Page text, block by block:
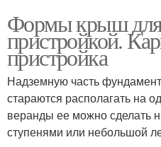
Пристройки к дому
Пристройка к дому
Формы крыш
пристройкой.
пристройка
Надземную часть
стараются располагать на
веранды ее можно сделать
ступенями или небольшой